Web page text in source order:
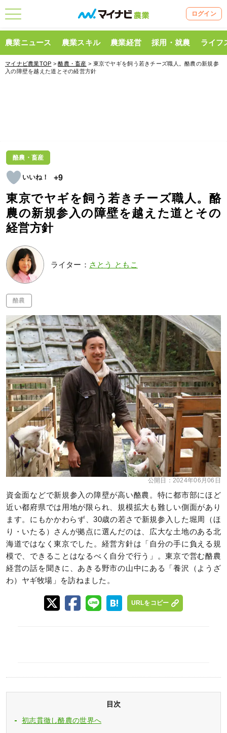
ログイン
農業ニュース 農業スキル 農業経営 採用・就農 ライフ
マイナビ農業TOP >酪農・畜産 > 東京でヤギを飼う若きチーズ職人。酪農の新規参
入の障壁を越えた道とその経営方針
酪農・畜産
+9
東京でヤギを飼う若きチーズ職人。酪
農の新規参入の障壁を越えた道とその
経営方針
ライター： さとう ともこ
酪農
公開日： 2024年06月06日
資金面などで新規参入の障壁が高い酪農。特に都市部にほど
近い都府県では用地が限られ、規模拡大も難しい側面があり
ます。にもかかわらず、30歳の若さで新規参入した堀周（ほ
り・いたる）さんが拠点に選んだのは、広大な土地のある北
海道ではなく東京でした。経営方針は「自分の手に負える規
模で、できることはなるべく自分で行う」。東京で営む酪農
経営の話を聞きに、あきる野市の山中にある「養沢（ようざ
わ）ヤギ牧場」を訪ねました。
URLをコピー
目次
初志貫徹し酪農の世界へ